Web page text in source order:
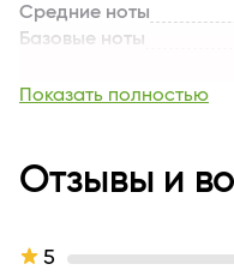
Средние ноты
Базовые ноты
Страна бренда
Показать полностью
Отзывы и
5